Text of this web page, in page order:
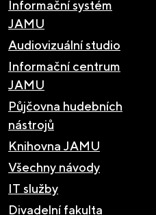
Informační systém
JAMU
Audiovizuální studio
Informační centrum
JAMU
Půjčovna hudebních
nástrojů
Knihovna JAMU
Všechny návody
IT služby
Divadelní fakulta